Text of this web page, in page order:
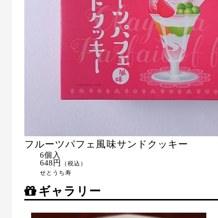
フルーツパフェ風味サンドクッキー
6個入
648円
（税込）
せとうち寿
ギャラリー